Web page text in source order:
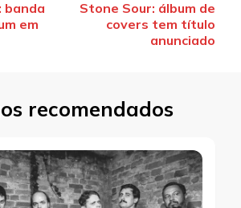
banda
em
Stone Sour: álbum de
covers tem título
anunciado
recomendados